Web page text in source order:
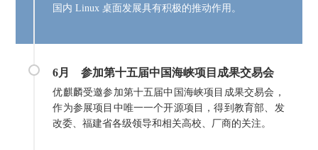
国内 Linux 桌面发展具有积极的推动作用。
6月 参加第十五届中国海峡项目成果交易会
优麒麟受邀参加第十五届中国海峡项目成果交易会，
作为参展项目中唯一一个开源项目，得到教育部、发
改委、福建省各级领导和相关高校、厂商的关注。